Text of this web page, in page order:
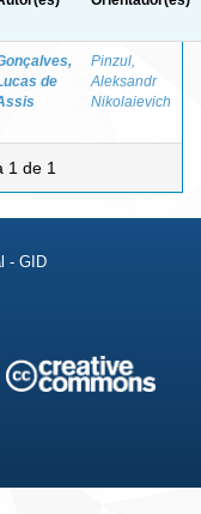
de
Pinzul,
Aleksandr
Nikolaievich
1 de 1
- GID